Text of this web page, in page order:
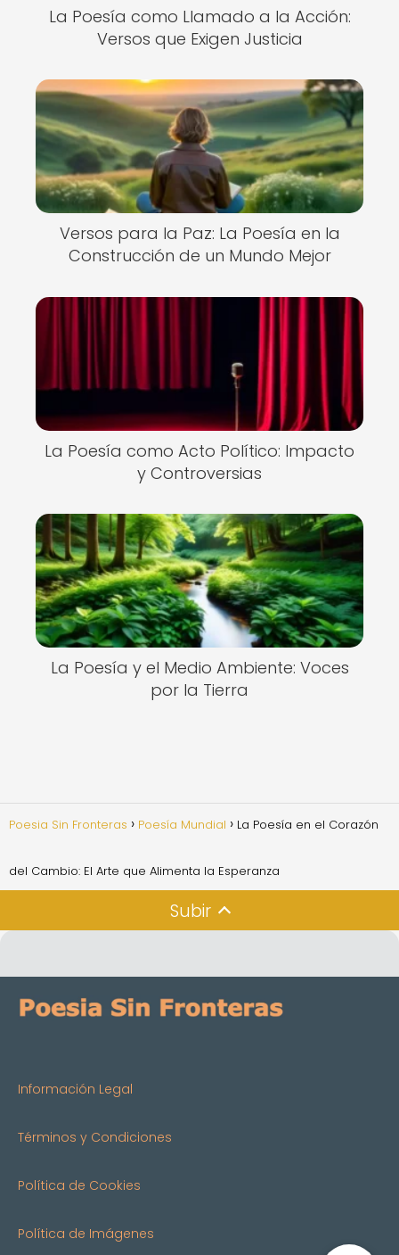
La Poesía como Llamado a la Acción:
Versos que Exigen Justicia
Versos para la Paz: La Poesía en la
Construcción de un Mundo Mejor
La Poesía como Acto Político: Impacto
y Controversias
La Poesía y el Medio Ambiente: Voces
por la Tierra
Poesia Sin Fronteras Poesía Mundial La Poesía en el Corazón
del Cambio: El Arte que Alimenta la Esperanza
Subir
Información Legal
Términos y Condiciones
Política de Cookies
Política de Imágenes